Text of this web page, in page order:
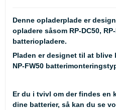
Denne opladerplade er
opladere såsom RP-DC50,
batteriopladere.
Pladen er designet til at blive
NP-FW50
Er du i tvivl om der findes en
dine batterier, så kan du se